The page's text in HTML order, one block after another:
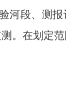
河段、测
。在划定